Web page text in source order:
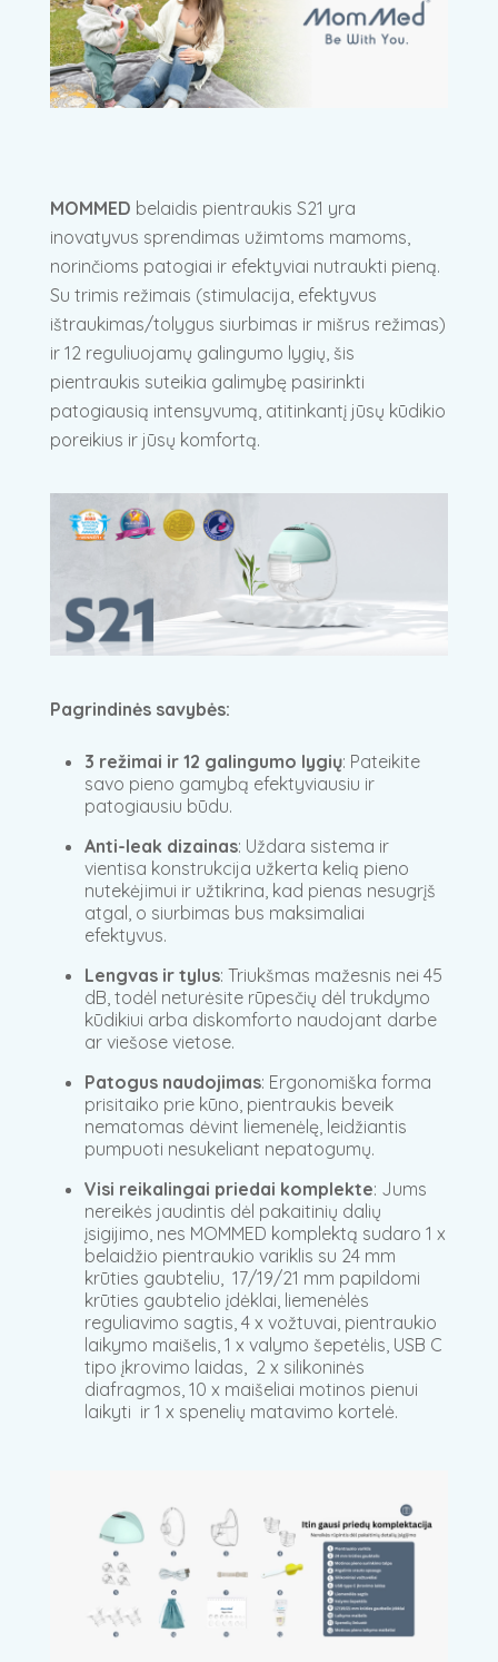
MOMMED belaidis pientraukis S21 yra
inovatyvus sprendimas užimtoms mamoms,
norinčioms patogiai ir efektyviai nutraukti pieną.
Su trimis režimais (stimulacija, efektyvus
ištraukimas/tolygus siurbimas ir mišrus režimas)
ir 12 reguliuojamų galingumo lygių, šis
pientraukis suteikia galimybę pasirinkti
patogiausią intensyvumą, atitinkantį jūsų kūdikio
poreikius ir jūsų komfortą.
Pagrindinės savybės:
3 režimai ir 12 galingumo lygių: Pateikite
savo pieno gamybą efektyviausiu ir
patogiausiu būdu.
Anti-leak dizainas: Uždara sistema ir
vientisa konstrukcija užkerta kelią pieno
nutekėjimui ir užtikrina, kad pienas nesugrįš
atgal, o siurbimas bus maksimaliai
efektyvus.
Lengvas ir tylus: Triukšmas mažesnis nei 45
dB, todėl neturėsite rūpesčių dėl trukdymo
kūdikiui arba diskomforto naudojant darbe
ar viešose vietose.
Patogus naudojimas: Ergonomiška forma
prisitaiko prie kūno, pientraukis beveik
nematomas dėvint liemenėlę, leidžiantis
pumpuoti nesukeliant nepatogumų.
Visi reikalingai priedai komplekte: Jums
nereikės jaudintis dėl pakaitinių dalių
įsigijimo, nes MOMMED komplektą sudaro 1 x
belaidžio pientraukio variklis su 24 mm
krūties gaubteliu, 17/19/21 mm papildomi
krūties gaubtelio įdėklai, liemenėlės
reguliavimo sagtis, 4 x vožtuvai, pientraukio
laikymo maišelis, 1 x valymo šepetėlis, USB C
tipo įkrovimo laidas, 2 x silikoninės
diafragmos, 10 x maišeliai motinos pienui
laikyti ir 1 x spenelių matavimo kortelė.